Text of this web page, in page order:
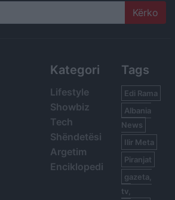
Kategori
Lifestyle
Showbiz
Tech
Shëndetësi
Argetim
Enciklopedi
Tags
Edi Rama
Albania
News
Ilir Meta
Piranjat
gazeta,
tv,